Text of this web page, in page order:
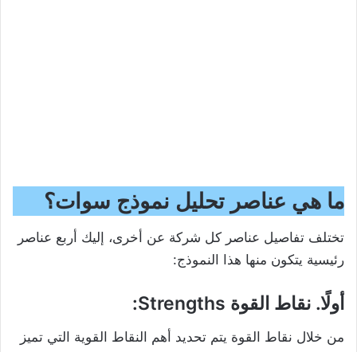
ما هي عناصر تحليل نموذج سوات؟
تختلف تفاصيل عناصر كل شركة عن أخرى، إليك أربع عناصر
رئيسية يتكون منها هذا النموذج:
أولًا. نقاط القوة Strengths:
من خلال نقاط القوة يتم تحديد أهم النقاط القوية التي تميز